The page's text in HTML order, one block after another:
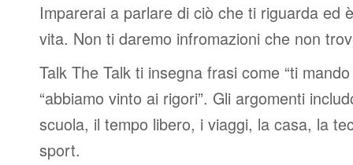
Imparerai a parlare di ciò che ti riguarda ed
vita. Non ti daremo infromazioni che non
Talk The Talk ti insegna frasi come “ti
“abbiamo vinto ai rigori”. Gli argomenti
scuola, il tempo libero, i viaggi, la casa, la
sport.